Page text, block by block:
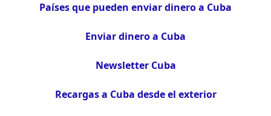
Países que pueden enviar dinero a Cuba
Enviar dinero a Cuba
Newsletter Cuba
Recargas a Cuba desde el exterior